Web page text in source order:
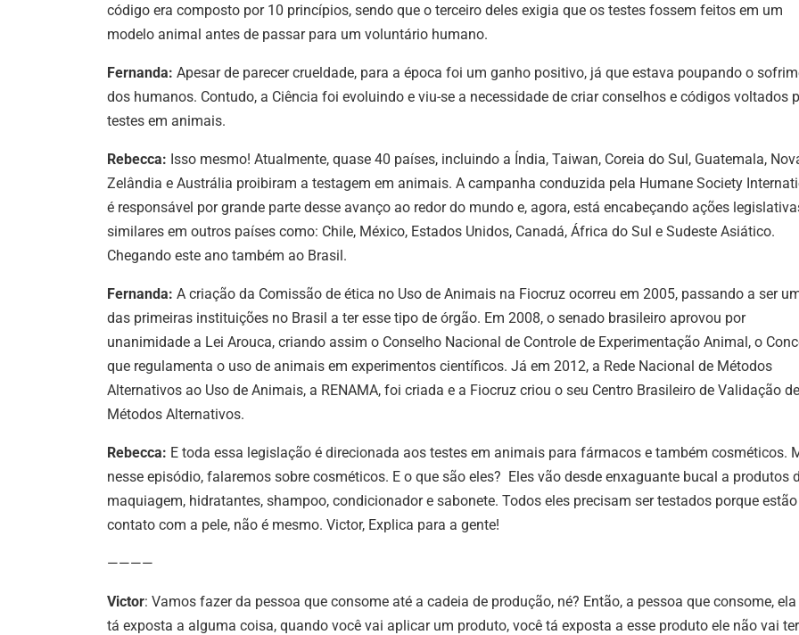
código era composto por 10 princípios, sendo que o terceiro deles exigia que os testes fossem feitos em um
modelo animal antes de passar para um voluntário humano.
Fernanda: Apesar de parecer crueldade, para a época foi um ganho positivo, já que estava poupando o
dos humanos. Contudo, a Ciência foi evoluindo e viu-se a necessidade de criar conselhos e códigos voltados
testes em animais.
Rebecca: Isso mesmo! Atualmente, quase 40 países, incluindo a Índia, Taiwan, Coreia do Sul, Guatemala,
Zelândia e Austrália proibiram a testagem em animais. A campanha conduzida pela Humane Society
é responsável por grande parte desse avanço ao redor do mundo e, agora, está encabeçando ações
similares em outros países como: Chile, México, Estados Unidos, Canadá, África do Sul e Sudeste Asiático.
Chegando este ano também ao Brasil.
Fernanda: A criação da Comissão de ética no Uso de Animais na Fiocruz ocorreu em 2005, passando a ser
das primeiras instituições no Brasil a ter esse tipo de órgão. Em 2008, o senado brasileiro aprovou por
unanimidade a Lei Arouca, criando assim o Conselho Nacional de Controle de Experimentação Animal, o
que regulamenta o uso de animais em experimentos científicos. Já em 2012, a Rede Nacional de Métodos
Alternativos ao Uso de Animais, a RENAMA, foi criada e a Fiocruz criou o seu Centro Brasileiro de Validação de
Métodos Alternativos.
Rebecca: E toda essa legislação é direcionada aos testes em animais para fármacos e também cosméticos.
nesse episódio, falaremos sobre cosméticos. E o que são eles? Eles vão desde enxaguante bucal a produtos
maquiagem, hidratantes, shampoo, condicionador e sabonete. Todos eles precisam ser testados porque
contato com a pele, não é mesmo. Victor, Explica para a gente!
————
Victor: Vamos fazer da pessoa que consome até a cadeia de produção, né? Então, a pessoa que consome,
tá exposta a alguma coisa, quando você vai aplicar um produto, você tá exposta a esse produto ele não vai ter